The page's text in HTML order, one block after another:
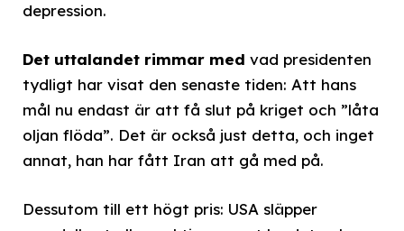
depression.
Det uttalandet rimmar med vad presidenten
tydligt har visat den senaste tiden: Att hans
mål nu endast är att få slut på kriget och ”låta
oljan flöda”. Det är också just detta, och inget
annat, han har fått Iran att gå med på.
Dessutom till ett högt pris: USA släpper